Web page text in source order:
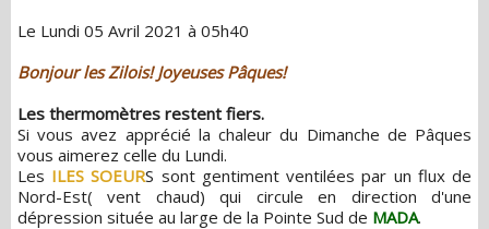
Le Lundi 05 Avril 2021 à 05h40
Bonjour les Zilois! Joyeuses Pâques!
Les thermomètres restent fiers.
Si vous avez apprécié la chaleur du Dimanche de Pâques
vous aimerez celle du Lundi.
Les ILES SOEURS sont gentiment ventilées par un flux de
Nord-Est( vent chaud) qui circule en direction d'une
dépression située au large de la Pointe Sud de MADA.